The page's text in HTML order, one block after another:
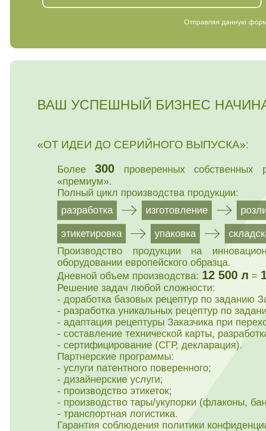
Отправляя данную
ВАШ УСПЕШНЫЙ БИЗНЕС
«ОТ ИДЕИ ДО СЕРИЙНОГО ВЫПУСКА»:
Более300 проверенных собственных
«премиум».
Полный цикл производства продукции:
разработка
изготовление
этикетировка упаковка
Производство продукции на
оборудовании европейского образца.
Дневной объем производства: 12 500 л =
Решение задач любой сложности:
- доработка базовых рецептур по заданию
- разработка уникальных рецептур по
- адаптация рецептуры Заказчика при
- составление технической карты,
- сертифицирование (СГР, декларация).
Партнерские программы:
- услуги патентного поверенного;
- дизайнерские услуги;
- производство этикеток;
- производство тары/укупорки (флаконы,
- транспортная логистика.
Гарантия соблюдения политики